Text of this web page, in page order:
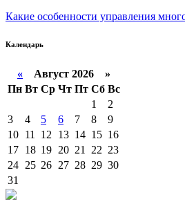
Какие особенности управления
Календарь
« Август 2026 »
Пн Вт Ср Чт Пт Сб Вс
1
2
3
4 5 6 7 8
9
10 11 12 13 14 15 16
17 18 19 20 21 22 23
24 25 26 27 28 29 30
31